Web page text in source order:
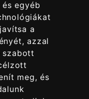
egyéb
a
azzal
szabott
meg, és